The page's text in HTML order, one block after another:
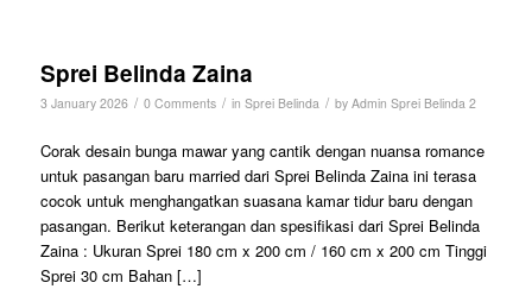
Sprei Belinda Zaina
3 January 2026 / 0 Comments / in Sprei Belinda / by Admin Sprei Belinda 2
Corak desain bunga mawar yang cantik dengan nuansa romance
untuk pasangan baru married dari Sprei Belinda Zaina ini terasa
cocok untuk menghangatkan suasana kamar tidur baru dengan
pasangan. Berikut keterangan dan spesifikasi dari Sprei Belinda
Zaina : Ukuran Sprei 180 cm x 200 cm / 160 cm x 200 cm Tinggi
Sprei 30 cm Bahan […]